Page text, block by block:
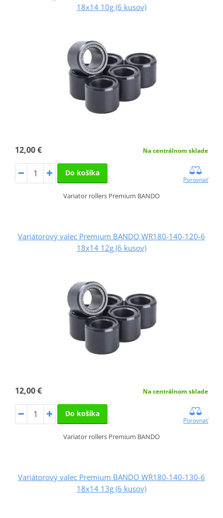
18x14 10g (6 kusov)
12,00 € Na centrálnom sklade
Do košíka
Porovnať
Variator rollers Premium BANDO
Variátorový valec Premium BANDO WR180-140-120-6
18x14 12g (6 kusov)
12,00 € Na centrálnom sklade
Do košíka
Porovnať
Variator rollers Premium BANDO
Variátorový valec Premium BANDO WR180-140-130-6
18x14 13g (6 kusov)